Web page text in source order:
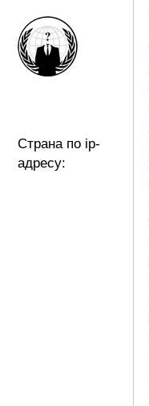
Страна по ip-
адресу: